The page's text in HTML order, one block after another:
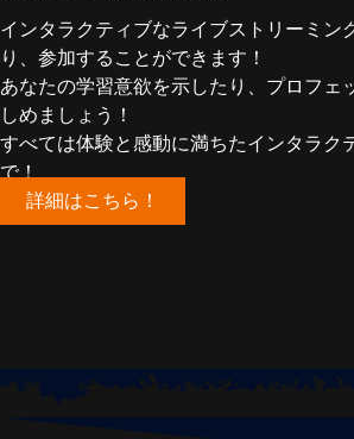
インタラクティブなライブストリーミン
り、参加することができます！
あなたの学習意欲を示したり、プロフェ
しめましょう！
すべては体験と感動に満ちたインタラク
で！
詳細はこちら！